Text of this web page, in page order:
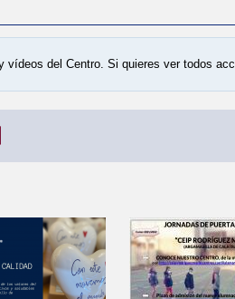
del Centro. Si quieres ver todos